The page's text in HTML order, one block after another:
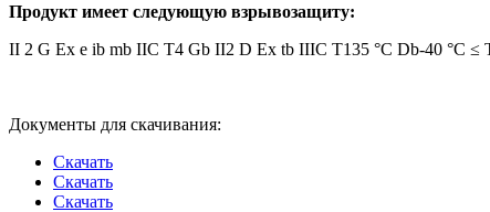
Продукт имеет следующую взрывозащиту:
II 2 G Ex e ib mb IIC T4 Gb II2 D Ex tb IIIC T135 °C Db-40 °C ≤
Документы для скачивания:
Скачать
Скачать
Скачать